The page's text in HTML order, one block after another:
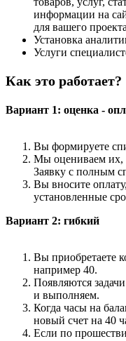
информации на
для вашего проекта
Установка
Услуги
Как это работает?
Вариант 1: оценка -
Вы формируете
Мы оцениваем их,
Заявку с полным
Вы вносите
установленные
Вариант 2: гибкий
Вы приобретаете
например 40.
Появляются
и выполняем.
Когда часы на
новый счет на 40
Если по